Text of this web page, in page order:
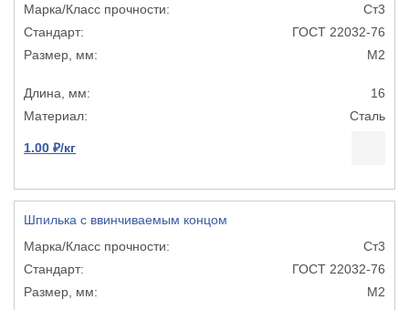
Ст3
ГОСТ 22032-76
М2
16
Сталь
1.00 ₽/кг
Шпилька с ввинчиваемым концом
Ст3
ГОСТ 22032-76
М2